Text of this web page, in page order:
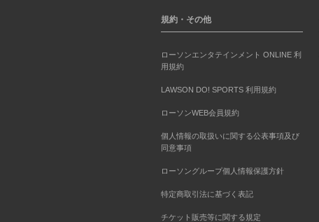
規約・その他
ローソンエンタテインメント ONLINE 利
用規約
LAWSON DO! SPORTS 利用規約
ローソンWEB会員規約
個人情報の取扱いに関する公表事項及び
同意事項
ローソングループ個人情報保護方針
特定商取引法に基づく表記
チケット販売等に関する規定